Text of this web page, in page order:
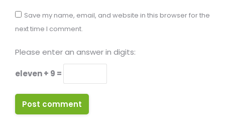
Save my name, email, and website in this browser for the
next time I comment.
Please enter an answer in digits:
eleven + 9 =
Post comment